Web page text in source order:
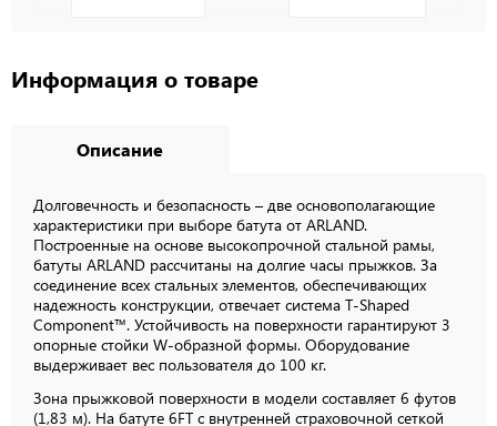
Информация о товаре
Описание
Долговечность и безопасность – две основополагающие
характеристики при выборе батута от ARLAND.
Построенные на основе высокопрочной стальной рамы,
батуты ARLAND рассчитаны на долгие часы прыжков. За
соединение всех стальных элементов, обеспечивающих
надежность конструкции, отвечает система T-Shaped
Component™. Устойчивость на поверхности гарантируют 3
опорные стойки W-образной формы. Оборудование
выдерживает вес пользователя до 100 кг.
Зона прыжковой поверхности в модели составляет 6 футов
(1,83 м). На батуте 6FT с внутренней страховочной сеткой